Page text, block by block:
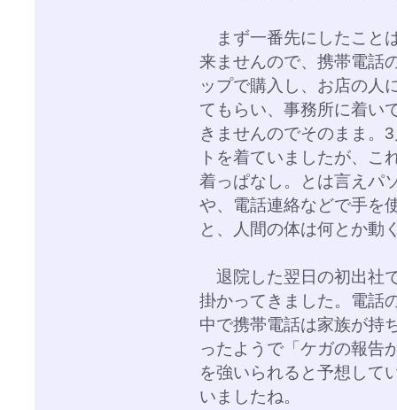
まず一番先にしたこと
来ませんので、携帯電話
ップで購入し、お店の人
てもらい、事務所に着い
きませんのでそのまま。
トを着ていましたが、こ
着っぱなし。とは言えパ
や、電話連絡などで手を
と、人間の体は何とか動
退院した翌日の初出社
掛かってきました。電話
中で携帯電話は家族が持
ったようで「ケガの報告
を強いられると予想して
いましたね。